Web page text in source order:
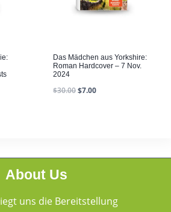
Das Mädchen aus Yorkshire:
Roman Hardcover – 7 Nov.
2024
$30.00$7.00
About Us
uns die Bereitstellung